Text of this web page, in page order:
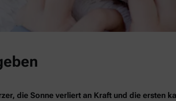
die Sonne verliert an Kraft und die ersten